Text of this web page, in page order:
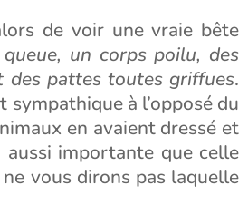
de voir une vraie bête
un corps poilu, des
des pattes toutes griffues.
sympathique à l’opposé du
en avaient dressé et
aussi importante que celle
vous dirons pas laquelle